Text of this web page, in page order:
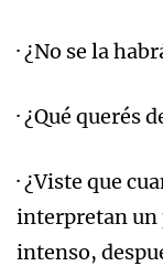
· ¿No se la
· ¿Qué querés
· ¿Viste que
interpretan un
intenso,